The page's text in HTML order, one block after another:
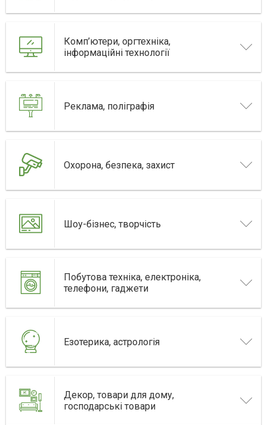
Комп’ютери, оргтехніка,
інформаційні технології
Реклама, поліграфія
Охорона, безпека, захист
Шоу-бізнес, творчість
Побутова техніка, електроніка,
телефони, гаджети
Езотерика, астрологія
Декор, товари для дому,
господарські товари